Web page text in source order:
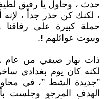
حدث ، وحاول يا رفيق
، لكنك كن حذر جداً ، لإنه
حملة كبيرة على رفاقنا
وبيوت عوائلهم !.
لكنه كان يوم بغدادي
”جديدة الشط ”، في
الهدف المرجو وجلست